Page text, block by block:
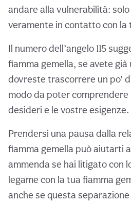
andare alla vulnerabilità:
veramente in contatto con la
Il numero dell’angelo 115
fiamma gemella, se avete già
dovreste trascorrere un po’
modo da poter comprendere
desideri e le vostre esigenze.
Prendersi una pausa dalla
fiamma gemella può aiutarti
ammenda se hai litigato con
legame con la tua fiamma
anche se questa